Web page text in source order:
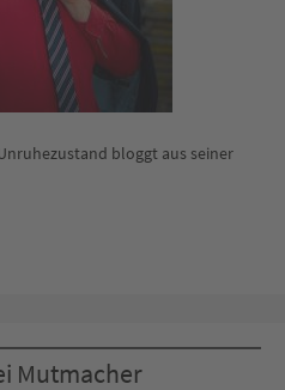
bloggt aus seiner
Mutmacher